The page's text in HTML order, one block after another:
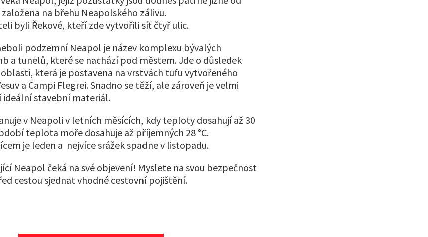
na břehu Neapolského zálivu.
byli Řekové, kteří zde vytvořili síť čtyř ulic.
podzemní Neapol je název komplexu bývalých
a tunelů, které se nachází pod městem. Jde o důsledek
která je postavena na vrstvách tufu vytvořeného
a Campi Flegrei. Snadno se těží, ale zároveň je velmi
ideální stavební materiál.
v Neapoli v letních měsících, kdy teploty dosahují až 30
teplota moře dosahuje až příjemných 28 °C.
je leden a nejvíce srážek spadne v listopadu.
Neapol čeká na své objevení! Myslete na svou bezpečnost
cestou sjednat vhodné cestovní pojištění.